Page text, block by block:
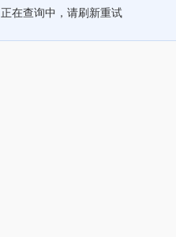
正在查询中，请刷新重试